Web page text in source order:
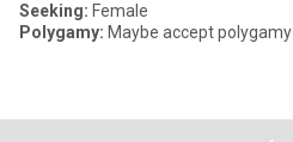
Seeking: Female
Polygamy: Maybe accept polygamy